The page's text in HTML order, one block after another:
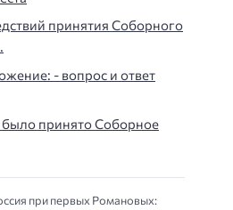
принятия Соборного
- вопрос и ответ
было принято Соборное
при первых Романовых: